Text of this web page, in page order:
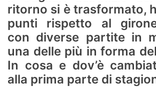
ritorno si è trasformato,
punti rispetto al girone
con diverse partite in
una delle più in forma
In cosa e dov’è
alla prima parte di